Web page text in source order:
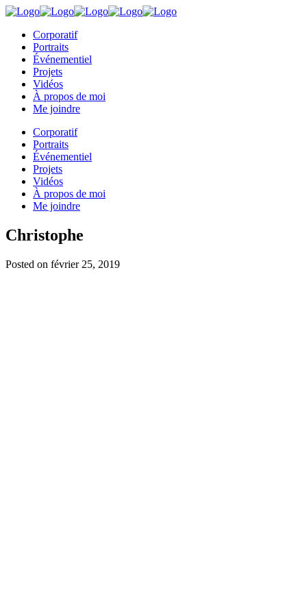
Corporatif
Portraits
Événementiel
Projets
Vidéos
À propos de moi
Me joindre
Corporatif
Portraits
Événementiel
Projets
Vidéos
À propos de moi
Me joindre
Christophe
Posted on février 25, 2019